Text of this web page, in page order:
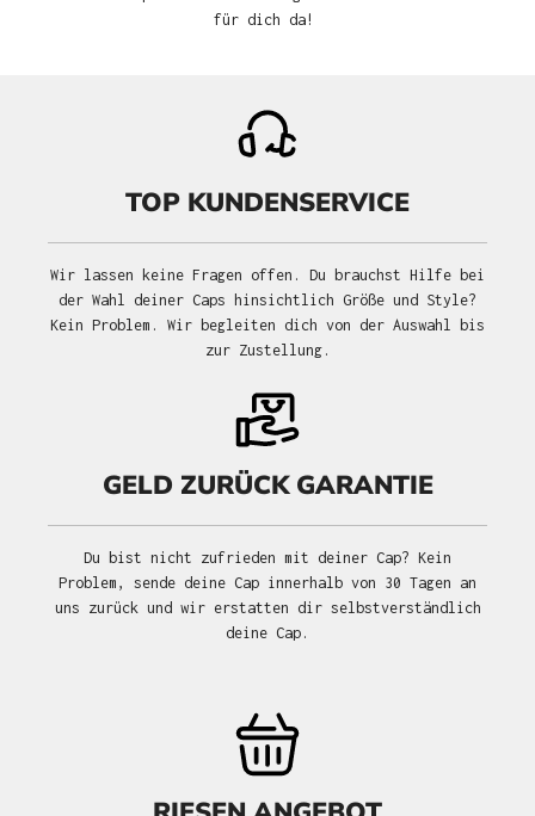
für dich da!
TOP KUNDENSERVICE
Wir lassen keine Fragen offen. Du brauchst Hilfe bei
der Wahl deiner Caps hinsichtlich Größe und Style?
Kein Problem. Wir begleiten dich von der Auswahl bis
zur Zustellung.
GELD ZURÜCK GARANTIE
Du bist nicht zufrieden mit deiner Cap? Kein
Problem, sende deine Cap innerhalb von 30 Tagen an
uns zurück und wir erstatten dir selbstverständlich
deine Cap.